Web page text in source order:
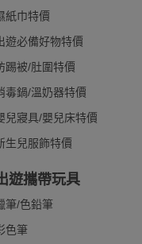
紙巾特價
遊必備好物特價
踢被/肚圍特價
毒鍋/溫奶器特價
兒寢具/嬰兒床特價
生兒服飾特價
遊攜帶玩具
筆/色鉛筆
色筆